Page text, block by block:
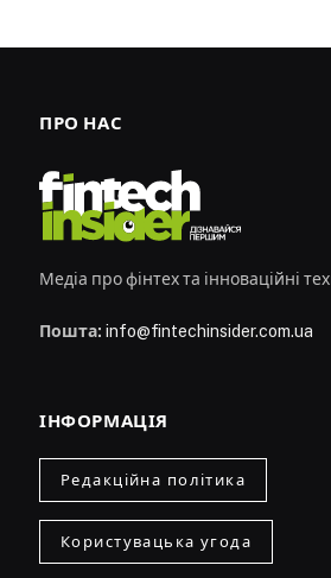
ПРО НАС
Медіа про фінтех та інноваційні
Пошта: info@fintechinsider.com.ua
ІНФОРМАЦІЯ
Редакційна політика
Користувацька угода